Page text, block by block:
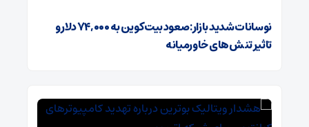
نوسانات شدید بازار: صعود بیت کوین به ۷۴,۰۰۰ دلار و
تاثیر تنش‌های خاورمیانه